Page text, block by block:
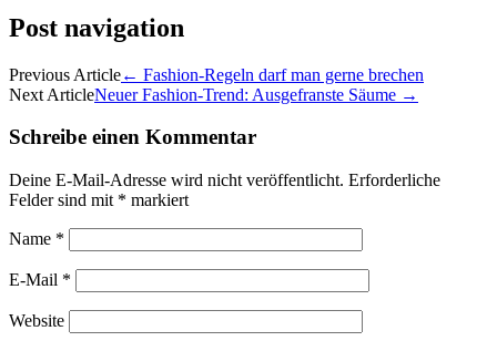
Post navigation
Previous Article← Fashion-Regeln darf man gerne brechen
Next ArticleNeuer Fashion-Trend: Ausgefranste Säume →
Schreibe einen Kommentar
Deine E-Mail-Adresse wird nicht veröffentlicht. Erforderliche
Felder sind mit * markiert
Name *
E-Mail *
Website